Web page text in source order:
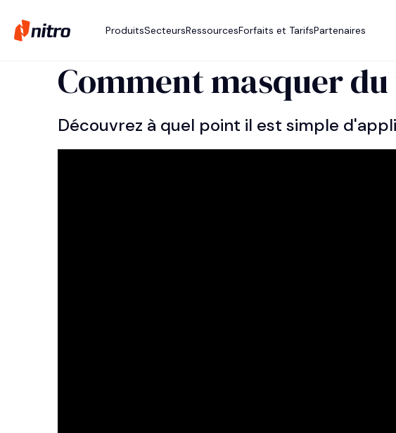
ProduitsSecteursRessourcesForfaits et TarifsPartenaires
Comment masquer
Découvrez à quel point il est simple